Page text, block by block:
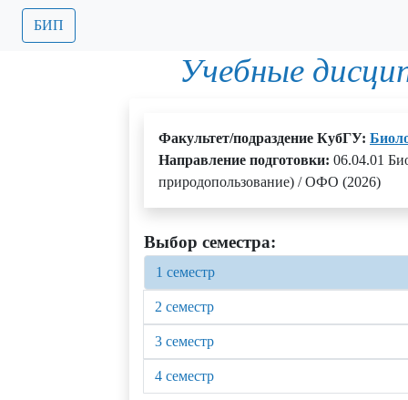
БИП
Учебные
Факультет/подраздение КубГУ:
Направление подготовки: 06.04.01
природопользование) / ОФО (2026)
Выбор семестра:
1 семестр
2 семестр
3 семестр
4 семестр